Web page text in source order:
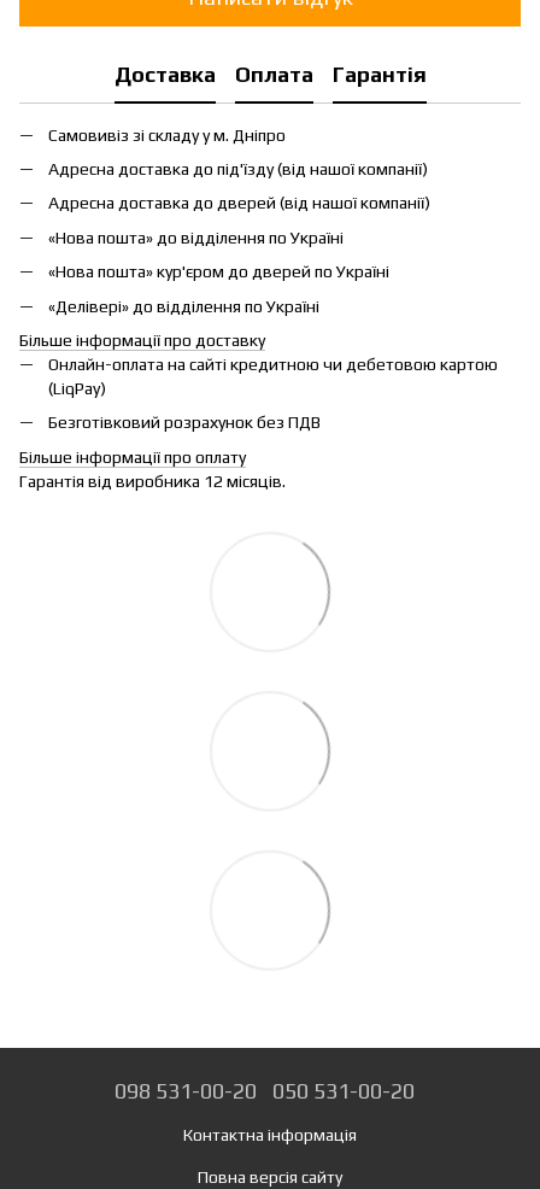
Доставка Оплата Гарантія
Самовивіз зі складу у м. Дніпро
Адресна доставка до під'їзду (від нашої компанії)
Адресна доставка до дверей (від нашої компанії)
«Нова пошта» до відділення по Україні
«Нова пошта» кур'єром до дверей по Україні
«Делівері» до відділення по Україні
Більше інформації про доставку
Онлайн-оплата на сайті кредитною чи дебетовою картою
(LiqPay)
Безготівковий розрахунок без ПДВ
Більше інформації про оплату
Гарантія від виробника 12 місяців.
098 531-00-20 050 531-00-20
Контактна інформація
Повна версія сайту